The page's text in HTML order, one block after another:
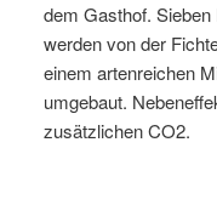
dem Gasthof. Sieben
werden von der
einem artenreichen
umgebaut.
zusätzlichen CO2.